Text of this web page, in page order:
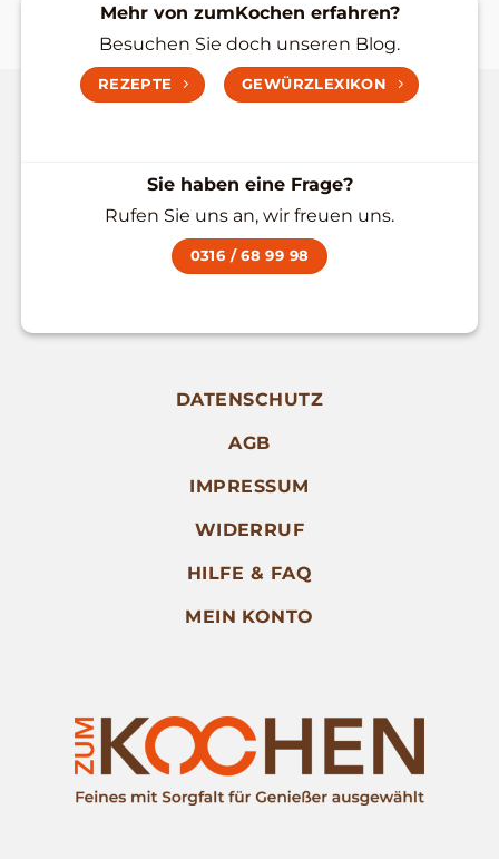
Mehr von zumKochen erfahren?
Besuchen Sie doch unseren Blog.
REZEPTE GEWÜRZLEXIKON
Sie haben eine Frage?
Rufen Sie uns an, wir freuen uns.
0316 / 68 99 98
DATENSCHUTZ
AGB
IMPRESSUM
WIDERRUF
HILFE & FAQ
MEIN KONTO